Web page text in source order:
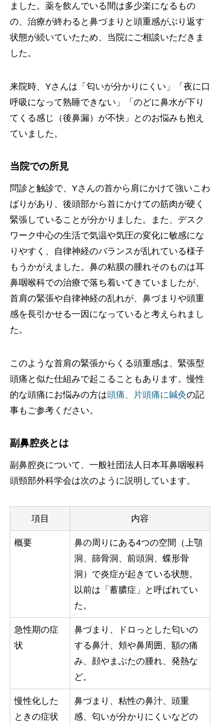
ました。薬を飲んでいる間は多少楽になるもの
の、治療が終わると鼻づまりと頭重感がぶり返す
状態が続いていたため、当院にご相談いただきま
した。
来院時、Yさんは「匂いが分かりにくい」「夜に口
呼吸になって熟睡できない」「のどに鼻水が下り
てくる感じ（後鼻漏）が不快」とのお悩みも抱え
ていました。
当院での所見
問診と触診で、Yさんの首から肩にかけて強いこわ
ばりがあり、後頭部から首にかけての筋肉が硬く
緊張していることが分かりました。また、デスク
ワーク中心の生活で気温や気圧の変化に敏感にな
りやすく、自律神経のバランスが乱れている様子
もうかがえました。鼻の粘膜の腫れそのものは耳
鼻咽喉科での治療で落ち着いてきていましたが、
首肩の緊張や自律神経の乱れが、鼻づまりや頭重
感を長引かせる一因になっていると考えられまし
た。
このような首肩の緊張からくる頭重感は、緊張型
頭痛と似た仕組みで起こることもあります。慢性
的な頭痛にお悩みの方は頭痛、片頭痛に鍼灸の記
事もご参考ください。
副鼻腔炎とは
副鼻腔炎について、一般社団法人日本耳鼻咽喉科
頭頸部外科学会は次のように説明しています。
項目 内容
概要
鼻の周りにある4つの空間（上顎
洞、篩骨洞、前頭洞、蝶形骨
洞）で炎症が起きている状態。
以前は「蓄膿症」と呼ばれてい
た。
急性期の症
状
鼻づまり、ドロっとした匂いの
する鼻汁、頬や鼻周囲、額の痛
み、顔やまぶたの腫れ、発熱な
ど。
慢性化した
ときの症状
鼻づまり、粘性の鼻汁、頭重
感、匂いが分かりにくいなどの